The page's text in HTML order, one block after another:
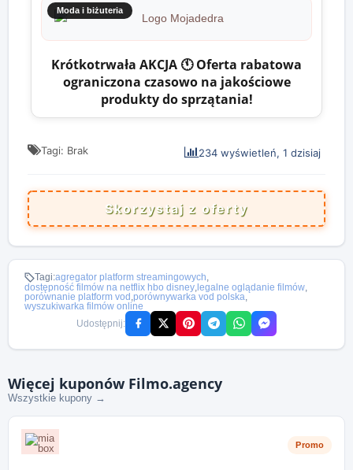
Moda i biżuteria
Krótkotrwała AKCJA 🕚 Oferta rabatowa
ograniczona czasowo na jakościowe
produkty do sprzątania!
Tagi: Brak 234 wyświetleń, 1 dzisiaj
Skorzystaj z oferty
Tagi:agregator platform streamingowych,
dostępność filmów na netflix hbo disney,legalne oglądanie filmów,
porównanie platform vod,porównywarka vod polska,
wyszukiwarka filmów online
Udostępnij:
Więcej kuponów Filmo.agency
Wszystkie kupony →
Promo